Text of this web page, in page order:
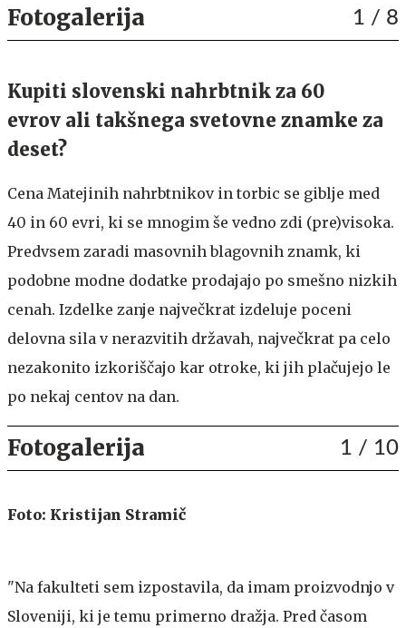
Fotogalerija 1 / 8
Kupiti slovenski nahrbtnik za 60
evrov ali takšnega svetovne znamke za
deset?
Cena Matejinih nahrbtnikov in torbic se giblje med
40 in 60 evri, ki se mnogim še vedno zdi (pre)visoka.
Predvsem zaradi masovnih blagovnih znamk, ki
podobne modne dodatke prodajajo po smešno nizkih
cenah. Izdelke zanje največkrat izdeluje poceni
delovna sila v nerazvitih državah, največkrat pa celo
nezakonito izkoriščajo kar otroke, ki jih plačujejo le
po nekaj centov na dan.
Fotogalerija 1 / 10
Foto: Kristijan Stramič
"Na fakulteti sem izpostavila, da imam proizvodnjo v
Sloveniji, ki je temu primerno dražja. Pred časom